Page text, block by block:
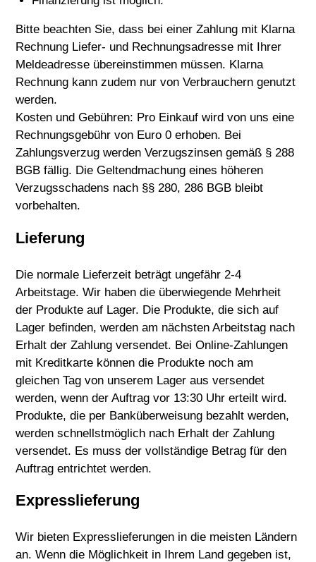
Bitte beachten Sie, dass bei einer Zahlung mit Klarna
Rechnung Liefer- und Rechnungsadresse mit Ihrer
Meldeadresse übereinstimmen müssen. Klarna
Rechnung kann zudem nur von Verbrauchern genutzt
werden.
Kosten und Gebühren: Pro Einkauf wird von uns eine
Rechnungsgebühr von Euro 0 erhoben. Bei
Zahlungsverzug werden Verzugszinsen gemäß § 288
BGB fällig. Die Geltendmachung eines höheren
Verzugsschadens nach §§ 280, 286 BGB bleibt
vorbehalten.
Lieferung
Die normale Lieferzeit beträgt ungefähr 2-4
Arbeitstage. Wir haben die überwiegende Mehrheit
der Produkte auf Lager. Die Produkte, die sich auf
Lager befinden, werden am nächsten Arbeitstag nach
Erhalt der Zahlung versendet. Bei Online-Zahlungen
mit Kreditkarte können die Produkte noch am
gleichen Tag von unserem Lager aus versendet
werden, wenn der Auftrag vor 13:30 Uhr erteilt wird.
Produkte, die per Banküberweisung bezahlt werden,
werden schnellstmöglich nach Erhalt der Zahlung
versendet. Es muss der vollständige Betrag für den
Auftrag entrichtet werden.
Expresslieferung
Wir bieten Expresslieferungen in die meisten Ländern
an. Wenn die Möglichkeit in Ihrem Land gegeben ist,